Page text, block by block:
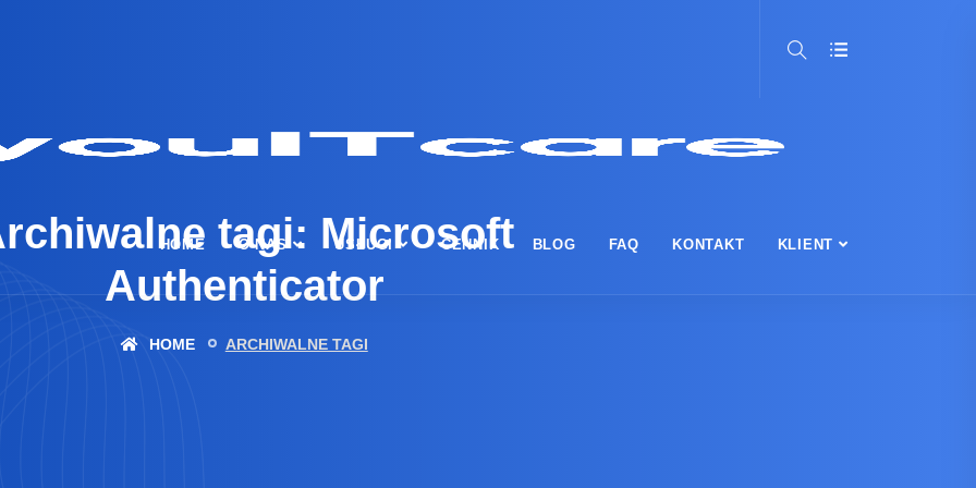
HOME O NAS USŁUGI CENNIK BLOG FAQ KONTAKT KLIENT
tagi: Microsoft
Authenticator
HOME ARCHIWALNE TAGI